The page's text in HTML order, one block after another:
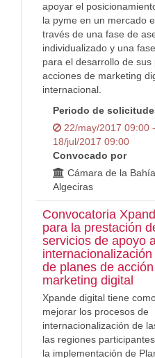
apoyar el
la pyme en un mercado
través de una fase de
individualizado y una
para el desarrollo de sus
acciones de marketing
internacional.
Periodo de
22/may/2017 09:00 -
18/jul/2017 09:00
Convocado por
Cámara de la
Algeciras
Convocatoria
para la prestación
servicios de apoyo
de planes de
marketing digital
Xpande digital tiene
mejorar los procesos de
internacionalización de
las regiones
la implementación de